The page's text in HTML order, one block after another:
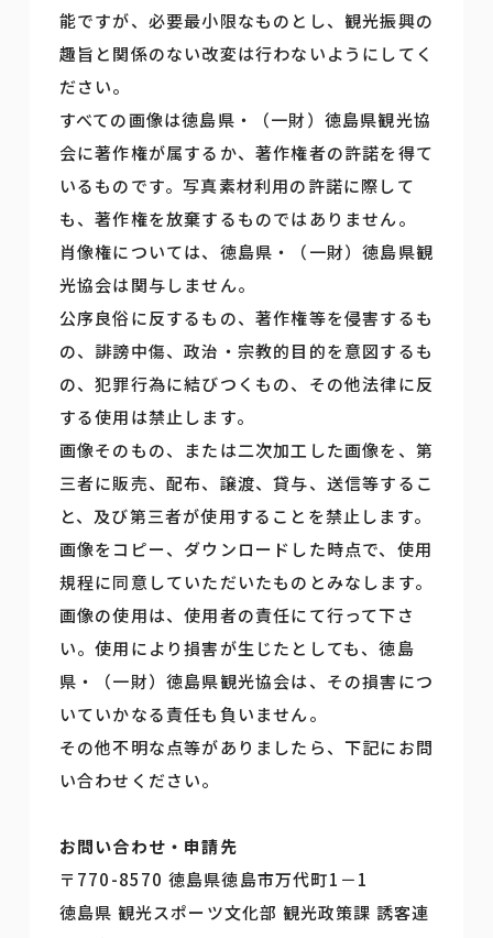
能ですが、必要最小限なものとし、観光振興の
趣旨と関係のない改変は行わないようにしてく
ださい。
すべての画像は徳島県・（一財）徳島県観光協
会に著作権が属するか、著作権者の許諾を得て
いるものです。写真素材利用の許諾に際して
も、著作権を放棄するものではありません。
肖像権については、徳島県・（一財）徳島県観
光協会は関与しません。
公序良俗に反するもの、著作権等を侵害するも
の、誹謗中傷、政治・宗教的目的を意図するも
の、犯罪行為に結びつくもの、その他法律に反
する使用は禁止します。
画像そのもの、または二次加工した画像を、第
三者に販売、配布、譲渡、貸与、送信等するこ
と、及び第三者が使用することを禁止します。
画像をコピー、ダウンロードした時点で、使用
規程に同意していただいたものとみなします。
画像の使用は、使用者の責任にて行って下さ
い。使用により損害が生じたとしても、徳島
県・（一財）徳島県観光協会は、その損害につ
いていかなる責任も負いません。
その他不明な点等がありましたら、下記にお問
い合わせください。
お問い合わせ・申請先
〒770-8570 徳島県徳島市万代町1－1
徳島県 観光スポーツ文化部 観光政策課 誘客連